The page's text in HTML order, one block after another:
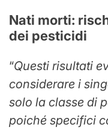
Nati morti:
dei pesticidi
“Questi risultati
considerare i
solo la classe di
poiché specifici